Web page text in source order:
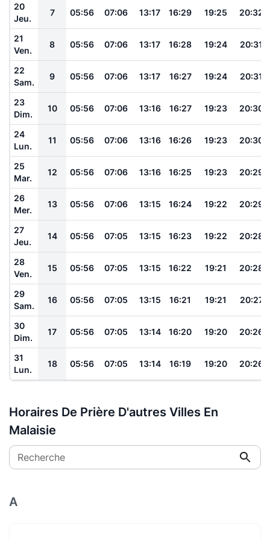
20
Jeu.
7 05:56 07:06 13:17 16:29 19:25 20:32
21
Ven.
8 05:56 07:06 13:17 16:28 19:24 20:31
22
Sam.
9 05:56 07:06 13:17 16:27 19:24 20:31
23
Dim.
10 05:56 07:06 13:16 16:27 19:23 20:30
24
Lun.
11 05:56 07:06 13:16 16:26 19:23 20:30
25
Mar.
12 05:56 07:06 13:16 16:25 19:23 20:29
26
Mer.
13 05:56 07:06 13:15 16:24 19:22 20:29
27
Jeu.
14 05:56 07:05 13:15 16:23 19:22 20:28
28
Ven.
15 05:56 07:05 13:15 16:22 19:21 20:28
29
Sam.
16 05:56 07:05 13:15 16:21 19:21 20:27
30
Dim.
17 05:56 07:05 13:14 16:20 19:20 20:26
31
Lun.
18 05:56 07:05 13:14 16:19 19:20 20:26
Horaires De Prière D'autres Villes En
Malaisie
Recherche
A